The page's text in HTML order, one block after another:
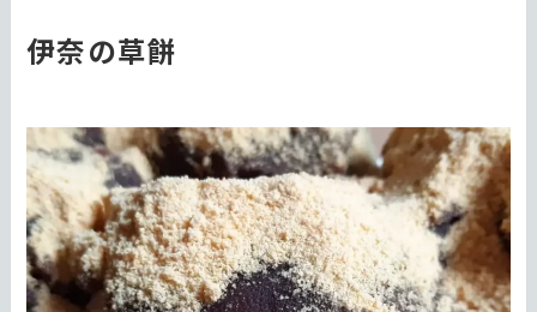
伊奈の草餅